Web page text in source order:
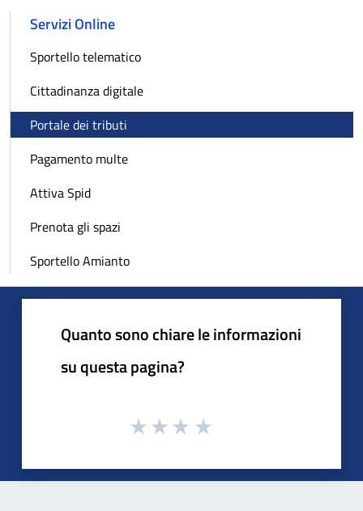
Servizi Online
Sportello telematico
Cittadinanza digitale
Portale dei tributi
Pagamento multe
Attiva Spid
Prenota gli spazi
Sportello Amianto
Quanto sono chiare le informazioni
su questa pagina?